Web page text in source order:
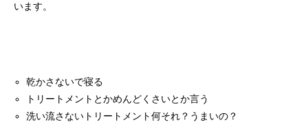
います。
乾かさないで寝る
トリートメントとかめんどくさいとか言う
洗い流さないトリートメント何それ？うまいの？